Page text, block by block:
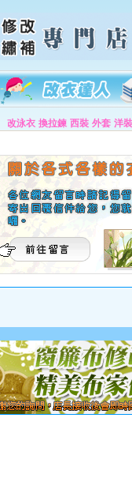
改泳衣 換拉鍊 西裝 外套 洋裝